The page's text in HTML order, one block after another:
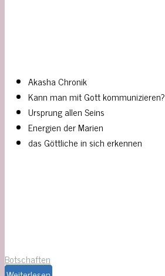
Akasha Chronik
Kann man mit Gott kommunizieren?
Ursprung allen Seins
Energien der Marien
das Göttliche in sich erkennen
Botschaften